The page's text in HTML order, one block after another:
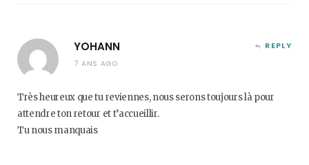
YOHANN
7 ANS AGO
REPLY
Très heureux que tu reviennes, nous serons toujours là pour
attendre ton retour et t’accueillir.
Tu nous manquais